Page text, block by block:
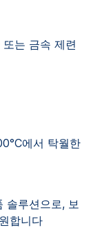
는 금속 제련
에서 탁월한
솔루션으로, 보
합니다